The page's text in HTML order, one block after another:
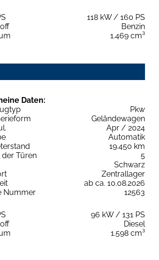
118 kW / 160 PS
Benzin
1.469 cm³
Daten:
Pkw
Geländewagen
Apr / 2024
Automatik
19.450 km
der Türen
5
Schwarz
Zentrallager
ab ca. 10.08.2026
Nummer
12563
96 kW / 131 PS
Diesel
1.598 cm³